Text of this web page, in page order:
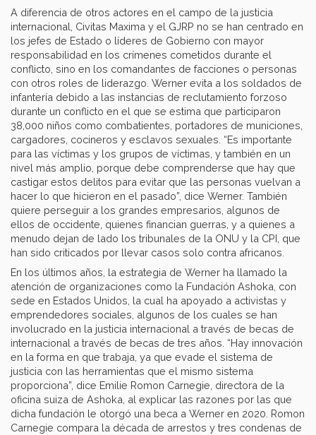
A diferencia de otros actores en el campo de la justicia
internacional, Civitas Maxima y el GJRP no se han centrado en
los jefes de Estado o líderes de Gobierno con mayor
responsabilidad en los crímenes cometidos durante el
conflicto, sino en los comandantes de facciones o personas
con otros roles de liderazgo. Werner evita a los soldados de
infantería debido a las instancias de reclutamiento forzoso
durante un conflicto en el que se estima que participaron
38,000 niños como combatientes, portadores de municiones,
cargadores, cocineros y esclavos sexuales. “Es importante
para las víctimas y los grupos de víctimas, y también en un
nivel más amplio, porque debe comprenderse que hay que
castigar estos delitos para evitar que las personas vuelvan a
hacer lo que hicieron en el pasado”, dice Werner. También
quiere perseguir a los grandes empresarios, algunos de
ellos de occidente, quienes financian guerras, y a quienes a
menudo dejan de lado los tribunales de la ONU y la CPI, que
han sido criticados por llevar casos solo contra africanos.
En los últimos años, la estrategia de Werner ha llamado la
atención de organizaciones como la Fundación Ashoka, con
sede en Estados Unidos, la cual ha apoyado a activistas y
emprendedores sociales, algunos de los cuales se han
involucrado en la justicia internacional a través de becas de
internacional a través de becas de tres años. “Hay innovación
en la forma en que trabaja, ya que evade el sistema de
justicia con las herramientas que el mismo sistema
proporciona”, dice Emilie Romon Carnegie, directora de la
oficina suiza de Ashoka, al explicar las razones por las que
dicha fundación le otorgó una beca a Werner en 2020. Romon
Carnegie compara la década de arrestos y tres condenas de